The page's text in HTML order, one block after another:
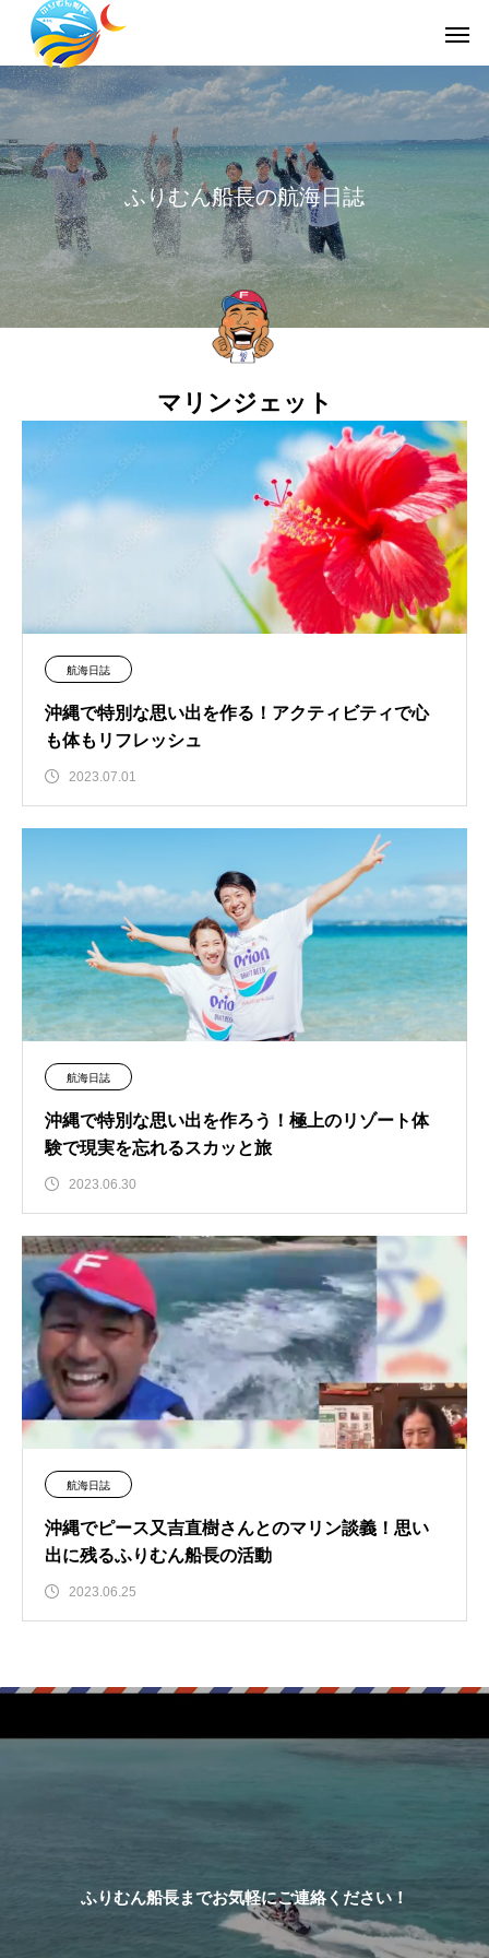
ふりむん船長の航海日誌
マリンジェット
航海日誌
沖縄で特別な思い出を作る！アクティビティで心
も体もリフレッシュ
2023.07.01
航海日誌
沖縄で特別な思い出を作ろう！極上のリゾート体
験で現実を忘れるスカッと旅
2023.06.30
航海日誌
沖縄でピース又吉直樹さんとのマリン談義！思い
出に残るふりむん船長の活動
2023.06.25
ふりむん船長までお気軽にご連絡ください！
サービスメニュ